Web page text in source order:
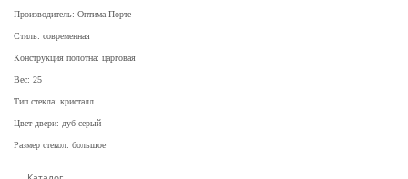
Производитель: Оптима Порте
Стиль: современная
Конструкция полотна: царговая
Вес: 25
Тип стекла: кристалл
Цвет двери: дуб серый
Размер стекол: большое